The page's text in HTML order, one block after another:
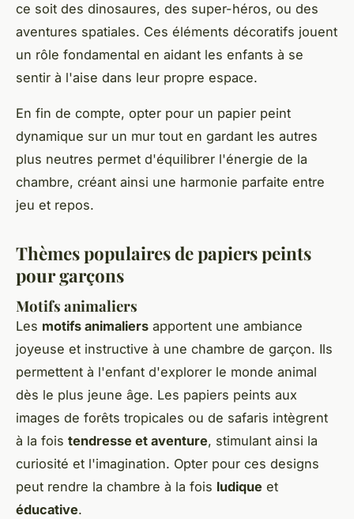
ce soit des dinosaures, des super-héros, ou des
aventures spatiales. Ces éléments décoratifs jouent
un rôle fondamental en aidant les enfants à se
sentir à l'aise dans leur propre espace.
En fin de compte, opter pour un papier peint
dynamique sur un mur tout en gardant les autres
plus neutres permet d'équilibrer l'énergie de la
chambre, créant ainsi une harmonie parfaite entre
jeu et repos.
Thèmes populaires de papiers peints
pour garçons
Motifs animaliers
Les motifs animaliers apportent une ambiance
joyeuse et instructive à une chambre de garçon. Ils
permettent à l'enfant d'explorer le monde animal
dès le plus jeune âge. Les papiers peints aux
images de forêts tropicales ou de safaris intègrent
à la fois tendresse et aventure, stimulant ainsi la
curiosité et l'imagination. Opter pour ces designs
peut rendre la chambre à la fois ludique et
éducative.